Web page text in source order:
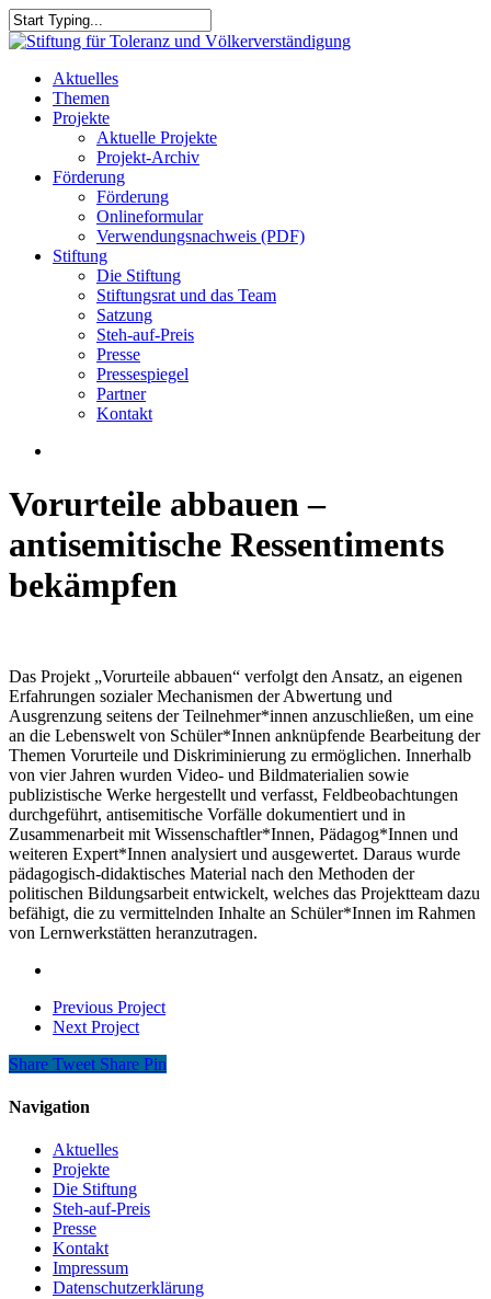
Skip
to
content
Close
search
Menu
Aktuelles
Themen
Projekte
Aktuelle Projekte
Projekt-Archiv
Förderung
Förderung
Onlineformular
Verwendungsnachweis (PDF)
Stiftung
Die Stiftung
Stiftungsrat und das Team
Satzung
Steh-auf-Preis
Presse
Pressespiegel
Partner
Kontakt
Vorurteile abbauen –
antisemitische Ressentiments
bekämpfen
Das Projekt „Vorurteile abbauen“ verfolgt den Ansatz, an eigenen
Erfahrungen sozialer Mechanismen der Abwertung und
Ausgrenzung seitens der Teilnehmer*innen anzuschließen, um eine
an die Lebenswelt von Schüler*Innen anknüpfende Bearbeitung der
Themen Vorurteile und Diskriminierung zu ermöglichen. Innerhalb
von vier Jahren wurden Video- und Bildmaterialien sowie
publizistische Werke hergestellt und verfasst, Feldbeobachtungen
durchgeführt, antisemitische Vorfälle dokumentiert und in
Zusammenarbeit mit Wissenschaftler*Innen, Pädagog*Innen und
weiteren Expert*Innen analysiert und ausgewertet. Daraus wurde
pädagogisch-didaktisches Material nach den Methoden der
politischen Bildungsarbeit entwickelt, welches das Projektteam dazu
befähigt, die zu vermittelnden Inhalte an Schüler*Innen im Rahmen
von Lernwerkstätten heranzutragen.
Previous Project
Next Project
Share Tweet Share Pin
Navigation
Aktuelles
Projekte
Die Stiftung
Steh-auf-Preis
Presse
Kontakt
Impressum
Datenschutzerklärung